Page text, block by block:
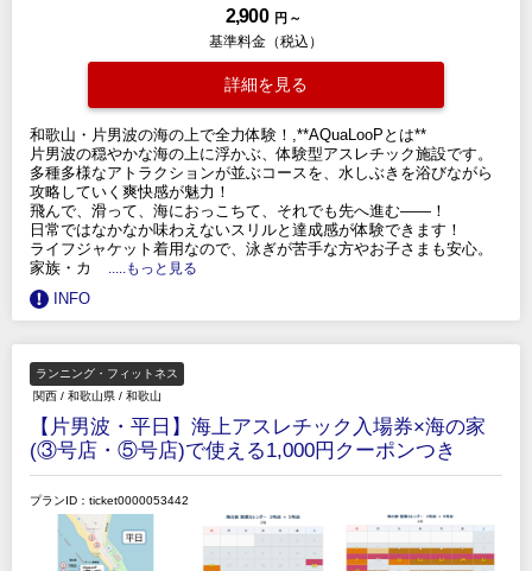
2,900 円 ～
基準料金（税込）
詳細を見る
和歌山・片男波の海の上で全力体験！,**AQuaLooPとは**
片男波の穏やかな海の上に浮かぶ、体験型アスレチック施設です。
多種多様なアトラクションが並ぶコースを、水しぶきを浴びながら
攻略していく爽快感が魅力！
飛んで、滑って、海におっこちて、それでも先へ進む——！
日常ではなかなか味わえないスリルと達成感が体験できます！
ライフジャケット着用なので、泳ぎが苦手な方やお子さまも安心。
家族・カ
.....もっと見る
INFO
ランニング・フィットネス
関西 / 和歌山県 / 和歌山
【片男波・平日】海上アスレチック入場券×海の家
(③号店・⑤号店)で使える1,000円クーポンつき
プランID：ticket0000053442